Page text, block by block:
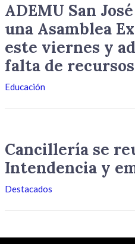
ADEMU San
una Asamblea
este viernes y
falta de
Educación
Cancillería se
Intendencia y
Destacados